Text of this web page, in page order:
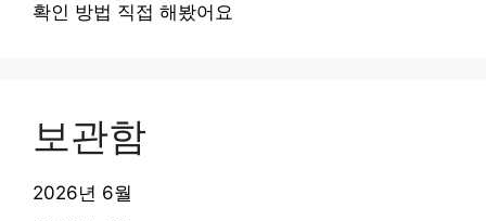
확인 방법 직접 해봤어요
보관함
2026년 6월